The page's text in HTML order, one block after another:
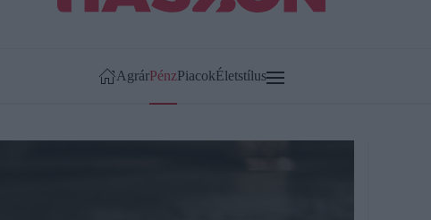
AgrárPénzPiacokÉletstílus